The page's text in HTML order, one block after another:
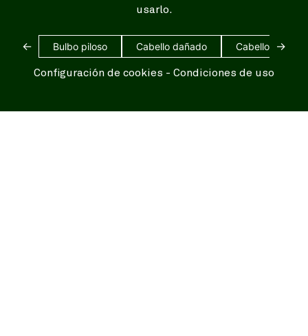
usarlo.
← Bulbo piloso Cabello dañado Cabello blanco
→
Configuración de cookies - Condiciones de uso